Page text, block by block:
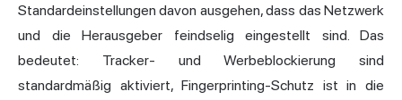
Standardeinstellungen davon ausgehen, dass das Netzwerk
und die Herausgeber feindselig eingestellt sind. Das
bedeutet: Tracker- und Werbeblockierung sind
standardmäßig aktiviert,Fingerprinting-Schutz ist in die